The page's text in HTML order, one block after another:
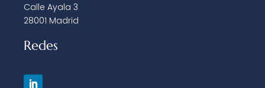
Calle Ayala 3
28001 Madrid
Redes